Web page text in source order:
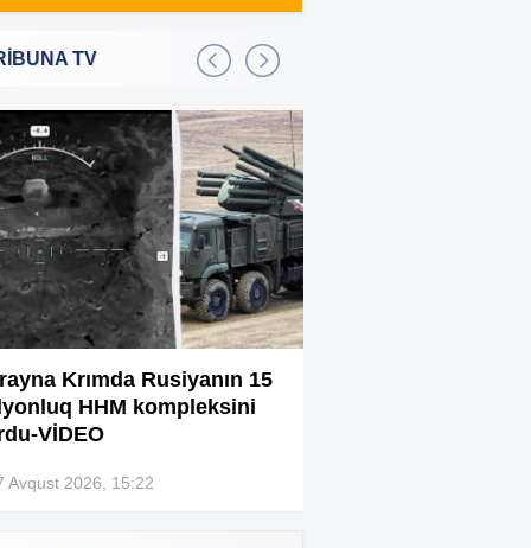
milyon dollar ödəyə bilər?
Bakıda 2,5 milyon manata
Sərdar Ortaç xəstəxanaya
yerləşdirilib?
Rüşvətdə təqsirləndirilən 3
vəzifəli şəxsin məhkəməsi
başlayır
“Həyat yoldaşın istəmirsə,
Kiberpolis əməliyyat keçirdi:
Xarici saytları ələ keçirən
TV
Krımda Rusiyanın 15
HHM kompleksini
VİDEO
Avqust 2026, 15:22